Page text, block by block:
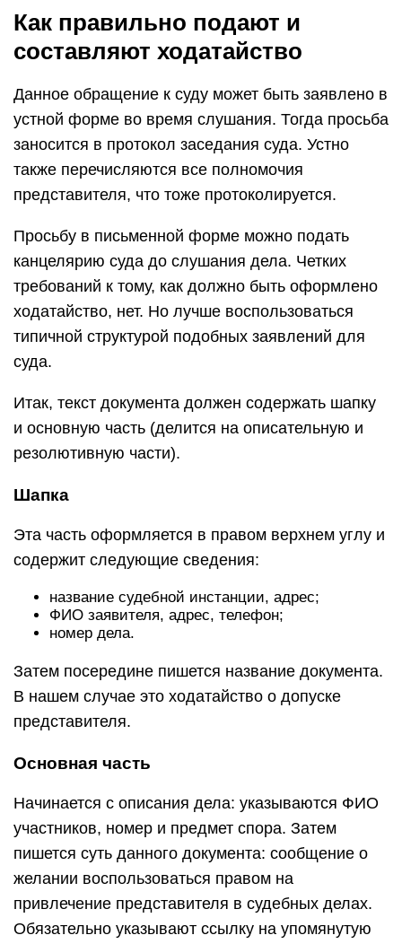
Как правильно подают и
составляют ходатайство
Данное обращение к суду может быть заявлено в
устной форме во время слушания. Тогда просьба
заносится в протокол заседания суда. Устно
также перечисляются все полномочия
представителя, что тоже протоколируется.
Просьбу в письменной форме можно подать
канцелярию суда до слушания дела. Четких
требований к тому, как должно быть оформлено
ходатайство, нет. Но лучше воспользоваться
типичной структурой подобных заявлений для
суда.
Итак, текст документа должен содержать шапку
и основную часть (делится на описательную и
резолютивную части).
Шапка
Эта часть оформляется в правом верхнем углу и
содержит следующие сведения:
название судебной инстанции, адрес;
ФИО заявителя, адрес, телефон;
номер дела.
Затем посередине пишется название документа.
В нашем случае это ходатайство о допуске
представителя.
Основная часть
Начинается с описания дела: указываются ФИО
участников, номер и предмет спора. Затем
пишется суть данного документа: сообщение о
желании воспользоваться правом на
привлечение представителя в судебных делах.
Обязательно указывают ссылку на упомянутую